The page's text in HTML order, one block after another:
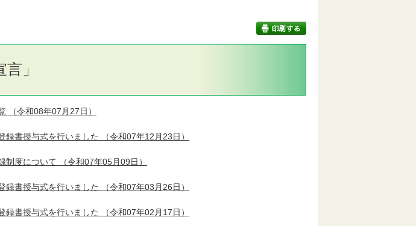
」
（令和08年07月27日）
録書授与式を行いました （令和07年12月23日）
制度について （令和07年05月09日）
録書授与式を行いました （令和07年03月26日）
録書授与式を行いました （令和07年02月17日）